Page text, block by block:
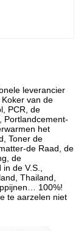
leverancier
van de
PCR, de
Portlandcement-
het
Toner de
de Raad, de
de
de V.S.,
Thailand,
100%!
te aarzelen niet